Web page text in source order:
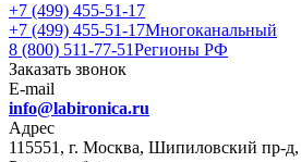
+7 (499) 455-51-17
+7 (499) 455-51-17Многоканальный
8 (800) 511-77-51Регионы РФ
Заказать звонок
E-mail
info@labironica.ru
Адрес
115551, г. Москва, Шипиловский